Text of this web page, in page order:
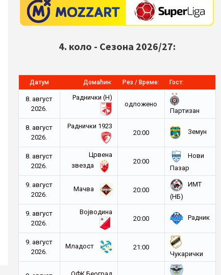
4. коло - Сезона 2026/27:
Датум Домаћин: Рез / Време: Гост:
8. август
2026.
Раднички (Н)
oдложено
Партизан
8. август
2026.
Раднички 1923
20:00
Земун
8. август
2026.
Црвена
звезда
20:00
Нови
Пазар
9. август
2026.
Мачва 20:00
ИМТ
(НБ)
9. август
2026.
Војводина
20:00
Радник
9. август
2026.
Младост
21:00
Чукарички